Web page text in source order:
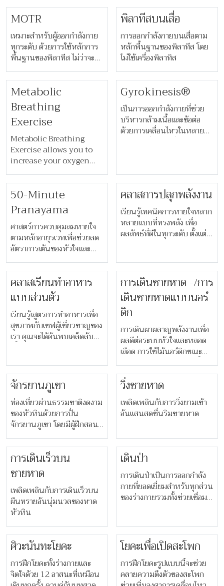
ผู้ที่รู้สึกเบื่อกับการออกกำลัง
กายในห้องยิม
งานฟิตเนสเราของได้พัฒนาท่า
สำหรับยืดเหยียด เพื่อช่วยให้
คุณผ่อนคลายหลังการออก
กำลังกาย
MOTR
เหมาะสำหรับผู้ออกกำลังกาย
ทุกระดับ ด้วยการใช้หลักการ
พื้นฐานของพิลาทีส ไม่ว่าจะ
เป็น การจัดระเบียบร่างกาย
การทรงตัว การควบคุมแกน
กลางลำตัว และการเคลื่อนไหว
ที่ใช้งานได้จริง ผ่านท่าออก
กำลังกายที่หลากหลาย
พิลาทีสบนเสื่อ
การออกกำลังกายบนเสื่อตาม
หลักพื้นฐานของพิลาทีส โดย
ไม่ใช้เครื่องพิลาทิส
Metabolic
Breathing
Exercise
Metabolic Breathing
Exercise allows you to
increase your oxygen
use and boost your
metabolic rate without
engaging in intense
exercise. With this
simple yet powerful
diaphragmatic breathing
technique, our therapist
will lead you through
different stretching
positions to lengthen
and strengthen your
internal muscles.
Gyrokinesis®
เป็นการออกกำลังกายที่ช่วย
บริหารกล้ามเนื้อและข้อต่อ
ด้วยการเคลื่อนไหวในหลาย
ดีขึ้น รวมถึงความยืดหยุ่นของ
กล้ามเนื้อ
50-Minute
Pranayama
ศาสตร์การควบคุมลมหายใจ
ตามหลักอายุรเวทเพื่อช่วยลด
อัตราการเต้นของหัวใจและ
สร้างความรู้สึกผ่อนคลาย การ
ฝึกหายใจโดยมีผู้แนะนำนั้นยัง
ช่วยให้จิตใจสงบอย่างลึกซึ้ง
และเปิดทางไปสู่วิถีแห่งการ
บำบัด
คลาสการปลุกพลังงาน
เรียนรู้เทคนิคการหายใจหลาก
หลายแบบที่ทรงพลัง เพื่อ
ผลลัพธ์ที่ดีในทุกระดับ ตั้งแต่
จนถึงการกระตุ้นระบบ
ภูมิคุ้มกันและการทำงานของ
สมอง
คลาสเรียนทำอาหาร
แบบส่วนตัว
เรียนรู้เสูตรการทำอาหารเพื่อ
สุขภาพกับเชฟผู้เชี่ยวชาญของ
เรา คุณจะได้ค้นพบเคล็ดลับ
สุขภาพ เพื่อให้คุณสามารถนำ
ไปทำเองได้ที่บ้าน
การเดินชายหาด -/การ
เดินชายหาดแบบนอร์
ดิก
การเดินผาผลาญพลังงานเพื่อ
ผลดีต่อระบบหัวใจและหลอด
เลือด การใช้ไม้นอร์ดิกขณะ
เดินจะช่วยบริหารกล้ามเนื้อ
ร่างกายช่วงบนด้วย
จักรยานภูเขา
ท่องเที่ยวผ่านธรรมชาติงดงาม
ของหัวหินด้วยการปั่น
จักรยานภูเขา โดยมีผู้ฝึกสอน
คอยดูแลตลอดเส้นทาง
วิ่งชายหาด
เพลิดเพลินกับการวิ่งยามเช้า
อันแสนสดชื่นริมชายหาด
การเดินเร็วบน
ชายหาด
เพลิดเพลินกับการเดินเร็วบน
ผืนทรายอันนุ่มนวลของหาด
หัวหิน
เดินป่า
การเดินป่าเป็นการออกกำลัง
กายที่ยอดเยี่ยมสำหรับทุกส่วน
ของร่างกายรวมทั้งช่วยเชื่อม
ท่ามกลางธรรมชาติ เพื่อให้คุณ
ได้สัมผัสกับทัศนียภาพอัน
งดงามของหัวหิน
ศิวะนันทะโยคะ
การฝึกโยคะทั้งร่างกายและ
จิตใจด้วย 12 อาสนะที่เหมือน
โยคะเพื่อเปิดสะโพก
การฝึกโยคะรูปแบบนี้จะช่วย
คลายความตึงตัวของสะโพก